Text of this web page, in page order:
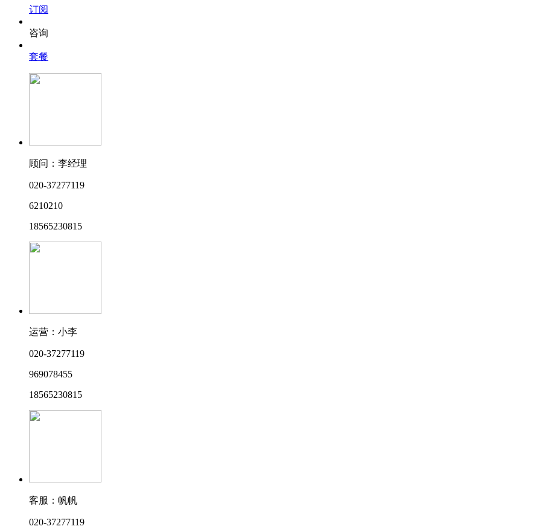
订阅
咨询
套餐
顾问：李经理
020-37277119
6210210
18565230815
运营：小李
020-37277119
969078455
18565230815
客服：帆帆
020-37277119